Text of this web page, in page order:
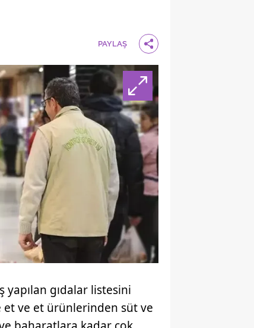
PAYLAŞ
yapılan gıdalar listesini
et ve et ürünlerinden süt ve